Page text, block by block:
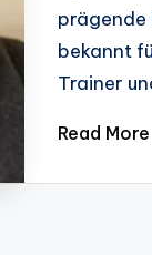
prägende
bekannt
Trainer
Read More